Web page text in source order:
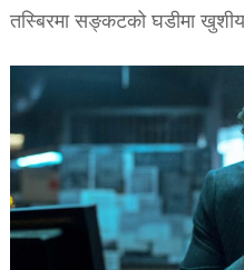
तस्बिरमा सङ्कटको घडीमा